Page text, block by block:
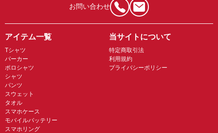
お問い合わせ
アイテム一覧
Tシャツ
パーカー
ポロシャツ
シャツ
パンツ
スウェット
タオル
スマホケース
モバイルバッテリー
スマホリング
当サイトについて
特定商取引法
利用規約
プライバシーポリシー